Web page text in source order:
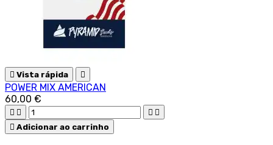
 Vista rápida 
POWER MIX AMERICAN
60,00 €
   
 Adicionar ao carrinho